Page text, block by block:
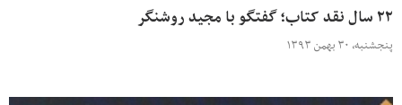
۲۲ سال نقد کتاب؛ گفتگو با مجید روشنگر
پنجشنبه، ۳۰ بهمن ۱۳۹۳